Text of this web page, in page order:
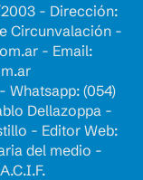
- Dirección:
Circunvalación -
- Email:
Whatsapp: (054)
Dellazoppa -
- Editor Web:
del medio -